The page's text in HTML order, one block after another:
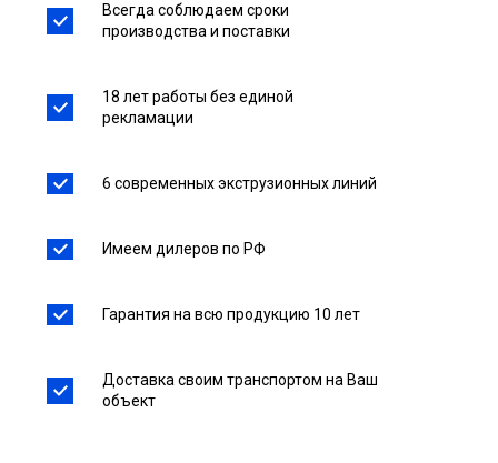
Всегда соблюдаем сроки
производства и поставки
18 лет работы без единой
рекламации
6 современных экструзионных линий
Имеем дилеров по РФ
Гарантия на всю продукцию 10 лет
Доставка своим транспортом на Ваш
объект